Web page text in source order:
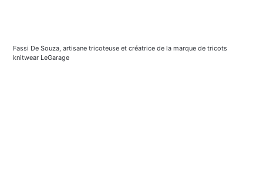
Fassi De Souza, artisane tricoteuse et créatrice de la marque de tricots
knitwear LeGarage